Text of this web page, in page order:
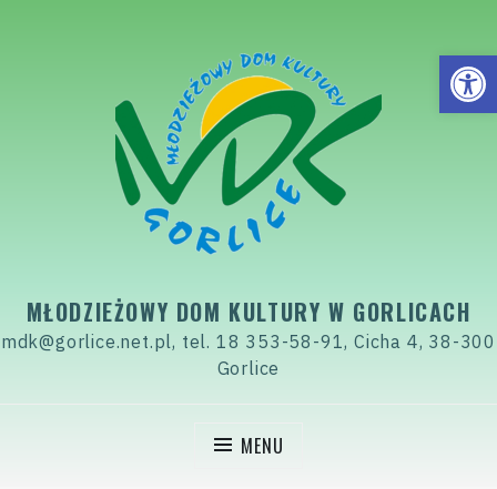
MŁODZIEŻOWY DOM KULTURY W GORLICACH
mdk@gorlice.net.pl, tel. 18 353-58-91, Cicha 4, 38-300
Gorlice
MENU